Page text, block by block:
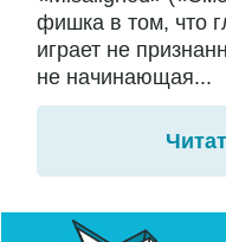
фишка в том, что
играет не
не начинающая...